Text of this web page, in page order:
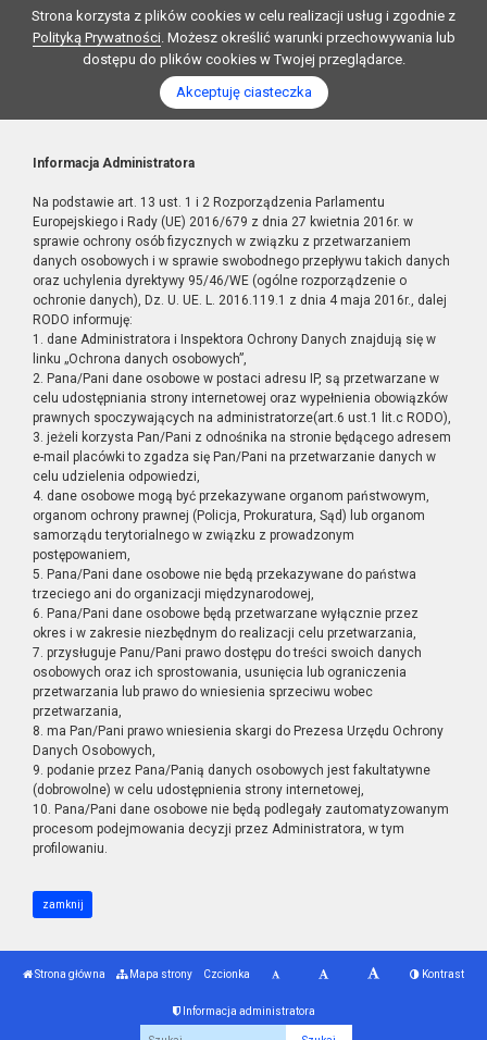
Strona korzysta z plików cookies w celu realizacji usług i zgodnie z
Polityką Prywatności. Możesz określić warunki przechowywania lub
dostępu do plików cookies w Twojej przeglądarce.
Akceptuję ciasteczka
Informacja Administratora
Na podstawie art. 13 ust. 1 i 2 Rozporządzenia Parlamentu
Europejskiego i Rady (UE) 2016/679 z dnia 27 kwietnia 2016r. w
sprawie ochrony osób fizycznych w związku z przetwarzaniem
danych osobowych i w sprawie swobodnego przepływu takich danych
oraz uchylenia dyrektywy 95/46/WE (ogólne rozporządzenie o
ochronie danych), Dz. U. UE. L. 2016.119.1 z dnia 4 maja 2016r., dalej
RODO informuję:
1. dane Administratora i Inspektora Ochrony Danych znajdują się w
linku „Ochrona danych osobowych”,
2. Pana/Pani dane osobowe w postaci adresu IP, są przetwarzane w
celu udostępniania strony internetowej oraz wypełnienia obowiązków
prawnych spoczywających na administratorze(art.6 ust.1 lit.c RODO),
3. jeżeli korzysta Pan/Pani z odnośnika na stronie będącego adresem
e-mail placówki to zgadza się Pan/Pani na przetwarzanie danych w
celu udzielenia odpowiedzi,
4. dane osobowe mogą być przekazywane organom państwowym,
organom ochrony prawnej (Policja, Prokuratura, Sąd) lub organom
samorządu terytorialnego w związku z prowadzonym
postępowaniem,
5. Pana/Pani dane osobowe nie będą przekazywane do państwa
trzeciego ani do organizacji międzynarodowej,
6. Pana/Pani dane osobowe będą przetwarzane wyłącznie przez
okres i w zakresie niezbędnym do realizacji celu przetwarzania,
7. przysługuje Panu/Pani prawo dostępu do treści swoich danych
osobowych oraz ich sprostowania, usunięcia lub ograniczenia
przetwarzania lub prawo do wniesienia sprzeciwu wobec
przetwarzania,
8. ma Pan/Pani prawo wniesienia skargi do Prezesa Urzędu Ochrony
Danych Osobowych,
9. podanie przez Pana/Panią danych osobowych jest fakultatywne
(dobrowolne) w celu udostępnienia strony internetowej,
10. Pana/Pani dane osobowe nie będą podlegały zautomatyzowanym
procesom podejmowania decyzji przez Administratora, w tym
profilowaniu.
zamknij
Strona główna Mapa strony Czcionka Kontrast
Informacja administratora